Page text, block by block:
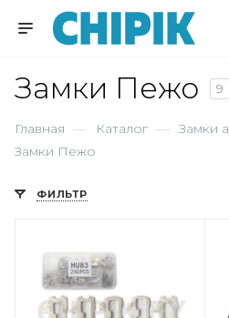
Замки Пежо 9
Главная — Каталог — Замки
Замки Пежо
ФИЛЬТР